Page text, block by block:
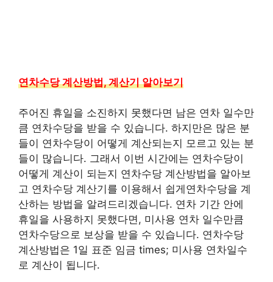
연차수당 계산방법, 계산기 알아보기
주어진 휴일을 소진하지 못했다면 남은 연차 일수만
큼 연차수당을 받을 수 있습니다. 하지만은 많은 분
들이 연차수당이 어떻게 계산되는지 모르고 있는 분
들이 많습니다. 그래서 이번 시간에는 연차수당이
어떻게 계산이 되는지 연차수당 계산방법을 알아보
고 연차수당 계산기를 이용해서 쉽게연차수당을 계
산하는 방법을 알려드리겠습니다. 연차 기간 안에
휴일을 사용하지 못했다면, 미사용 연차 일수만큼
연차수당으로 보상을 받을 수 있습니다. 연차수당
계산방법은 1일 표준 임금 times; 미사용 연차일수
로 계산이 됩니다.